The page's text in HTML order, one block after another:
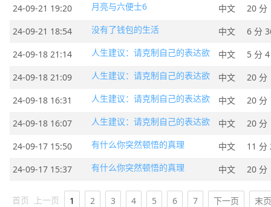
24-09-21 19:20
月亮与六便士6 中文
20 分
24-09-21 18:54
没有了钱包的生活 中文
6 分
24-09-18 21:14
人生建议：请克制自己的表达欲 中文
5 分
24-09-18 21:09
人生建议：请克制自己的表达欲 中文
20 分
24-09-18 16:31
人生建议：请克制自己的表达欲 中文
20 分
24-09-18 16:07
人生建议：请克制自己的表达欲 中文
20 分
24-09-17 15:50
有什么你突然顿悟的真理 中文
11 分
24-09-17 15:37
有什么你突然顿悟的真理 中文 20 分
首页 上一页 1 2 3 4 5 6 7 下一页 末页